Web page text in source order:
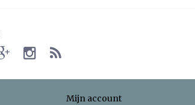
Mijn account